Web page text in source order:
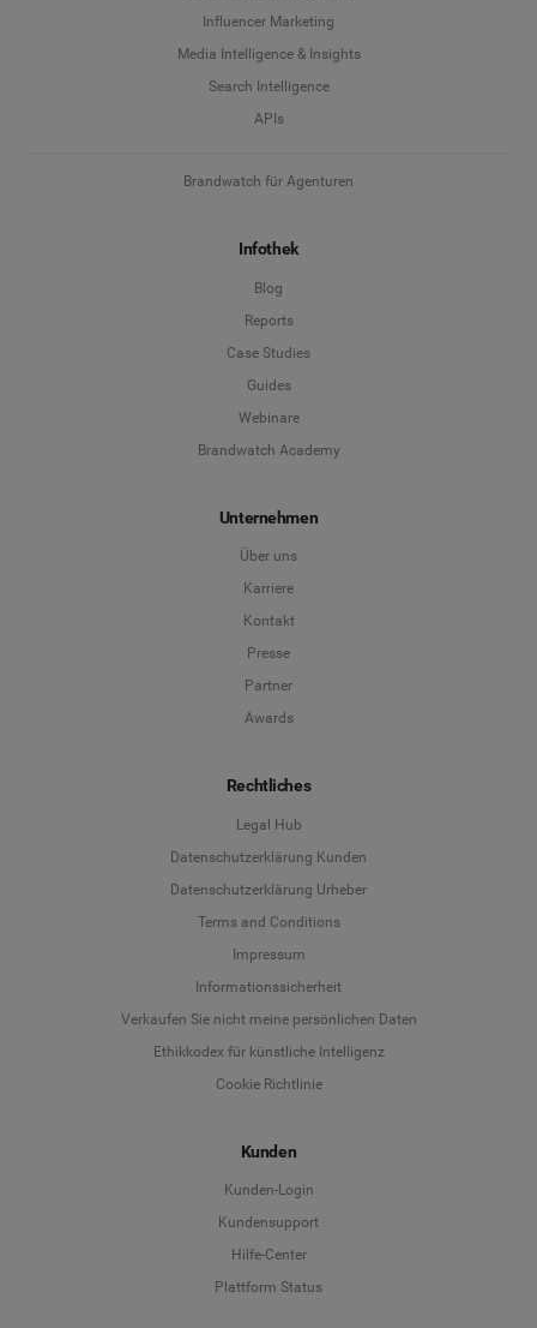
Influencer Marketing
Media Intelligence & Insights
Search Intelligence
APIs
Brandwatch für Agenturen
Infothek
Blog
Reports
Case Studies
Guides
Webinare
Brandwatch Academy
Unternehmen
Über uns
Karriere
Kontakt
Presse
Partner
Awards
Rechtliches
Legal Hub
Datenschutzerklärung Kunden
Datenschutzerklärung Urheber
Terms and Conditions
Impressum
Informationssicherheit
Verkaufen Sie nicht meine persönlichen Daten
Ethikkodex für künstliche Intelligenz
Cookie Richtlinie
Kunden
Kunden-Login
Kundensupport
Hilfe-Center
Plattform Status
Deutsch
English